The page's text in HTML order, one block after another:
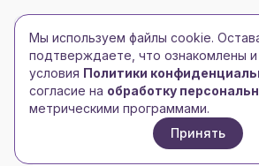
Toggle navigation
Toggle navigation
БРЕНД-ЛОГО
Главная/Футболки и майки/
Футболка детская T-Bolka Kids,
Мы используем файлы cookie.
подтверждаете, что ознакомлены
условия Политики
согласие на обработку
метрическими программами.
Принять